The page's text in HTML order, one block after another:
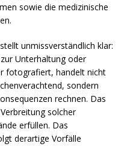
sowie die medizinische
unmissverständlich klar:
Unterhaltung oder
fotografiert, handelt nicht
sondern
rechnen. Das
solcher
erfüllen. Das
derartige Vorfälle